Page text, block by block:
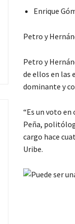
Enrique
Petro y
Petro y
de ellos en las
dominante y
“Es un voto
Peña,
cargo hace
Uribe.